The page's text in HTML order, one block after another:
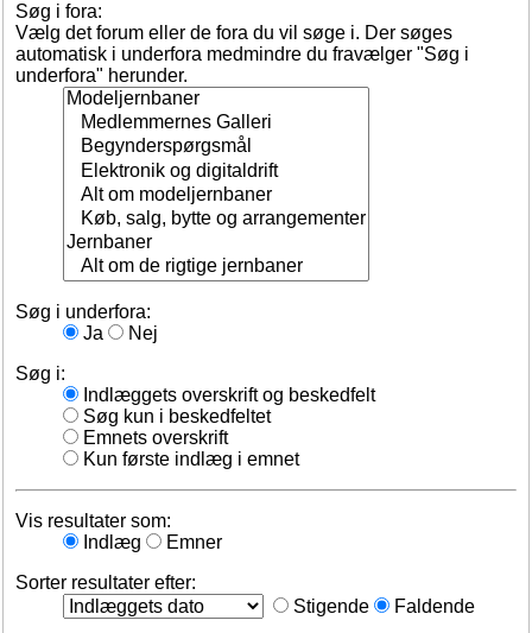
Søg i fora:
Vælg det forum eller de fora du vil søge i. Der søges
automatisk i underfora medmindre du fravælger "Søg i
underfora" herunder.
Søg i underfora:
Ja
Nej
Søg i:
Indlæggets overskrift og beskedfelt
Søg kun i beskedfeltet
Emnets overskrift
Kun første indlæg i emnet
Vis resultater som:
Indlæg
Emner
Sorter resultater efter:
Stigende
Faldende